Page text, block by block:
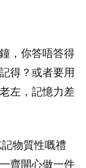
，你答唔答得
得？或者要用
左，記憶力差
物質性嘅禮
齊開心做一件